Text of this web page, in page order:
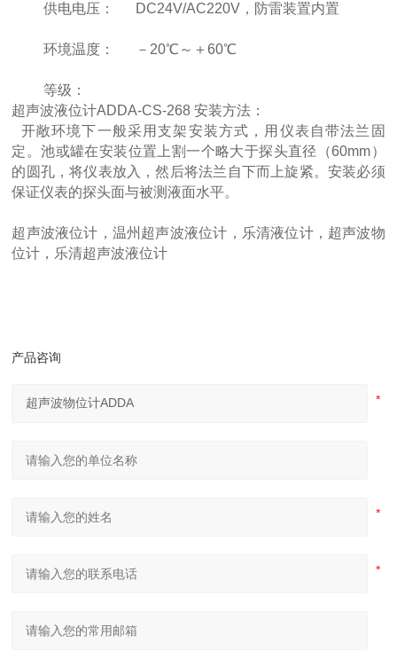
供电电压： DC24V/AC220V，防雷装置内置
环境温度： －20℃～＋60℃
等级：
超声波液位计ADDA-CS-268 安装方法：
开敞环境下一般采用支架安装方式，用仪表自带法兰固
定。池或罐在安装位置上割一个略大于探头直径（60mm）
的圆孔，将仪表放入，然后将法兰自下而上旋紧。安装必须
保证仪表的探头面与被测液面水平。
超声波液位计，温州超声波液位计，乐清液位计，超声波物
位计，乐清超声波液位计
产品咨询